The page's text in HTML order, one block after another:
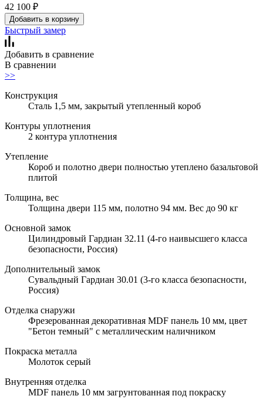
42 100 ₽
Добавить в корзину
Быстрый замер
Добавить в сравнение
В сравнении
>>
Конструкция
Сталь 1,5 мм, закрытый утепленный короб
Контуры уплотнения
2 контура уплотнения
Утепление
Короб и полотно двери полностью утеплено базальтовой
плитой
Толщина, вес
Толщина двери 115 мм, полотно 94 мм. Вес до 90 кг
Основной замок
Цилиндровый Гардиан 32.11 (4-го наивысшего класса
безопасности, Россия)
Дополнительный замок
Сувальдный Гардиан 30.01 (3-го класса безопасности,
Россия)
Отделка снаружи
Фрезерованная декоративная MDF панель 10 мм, цвет
"Бетон темный" с металлическим наличником
Покраска металла
Молоток серый
Внутренняя отделка
MDF панель 10 мм загрунтованная под покраску